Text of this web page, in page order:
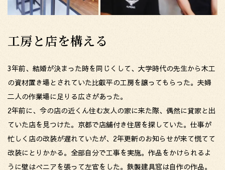
工房と店を構える
3年前、結婚が決まった時を同じくして、大学時代の先生から木工
の資材置き場とされていた比叡平の工房を譲ってもらった。夫婦
二人の作業場に足りる広さがあった。
2年前に、今の店の近くん住む友人の家に来た際、偶然に貸家と出
ていた店を見つけた。京都で店舗付き住居を探していた。仕事が
忙しく店の改装が遅れていたが、2年更新のお知らせが来て慌てて
改装にとりかかる。全部自分で工事を実施。作品をかけられるよ
うに壁はべニアを張って左官をした。鉄製建具窓は自作の作品。